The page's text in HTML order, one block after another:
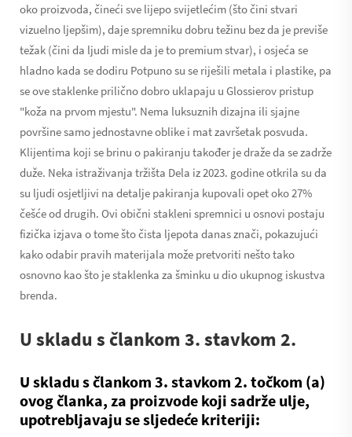
oko proizvoda, čineći sve lijepo svijetlećim (što čini stvari
vizuelno ljepšim), daje spremniku dobru težinu bez da je previše
težak (čini da ljudi misle da je to premium stvar), i osjeća se
hladno kada se dodiru Potpuno su se riješili metala i plastike, pa
se ove staklenke prilično dobro uklapaju u Glossierov pristup
"koža na prvom mjestu". Nema luksuznih dizajna ili sjajne
površine samo jednostavne oblike i mat završetak posvuda.
Klijentima koji se brinu o pakiranju također je draže da se zadrže
duže. Neka istraživanja tržišta Dela iz 2023. godine otkrila su da
su ljudi osjetljivi na detalje pakiranja kupovali opet oko 27%
češće od drugih. Ovi obični stakleni spremnici u osnovi postaju
fizička izjava o tome što čista ljepota danas znači, pokazujući
kako odabir pravih materijala može pretvoriti nešto tako
osnovno kao što je staklenka za šminku u dio ukupnog iskustva
brenda.
U skladu s člankom 3. stavkom 2.
U skladu s člankom 3. stavkom 2. točkom (a)
ovog članka, za proizvode koji sadrže ulje,
upotrebljavaju se sljedeće kriteriji: